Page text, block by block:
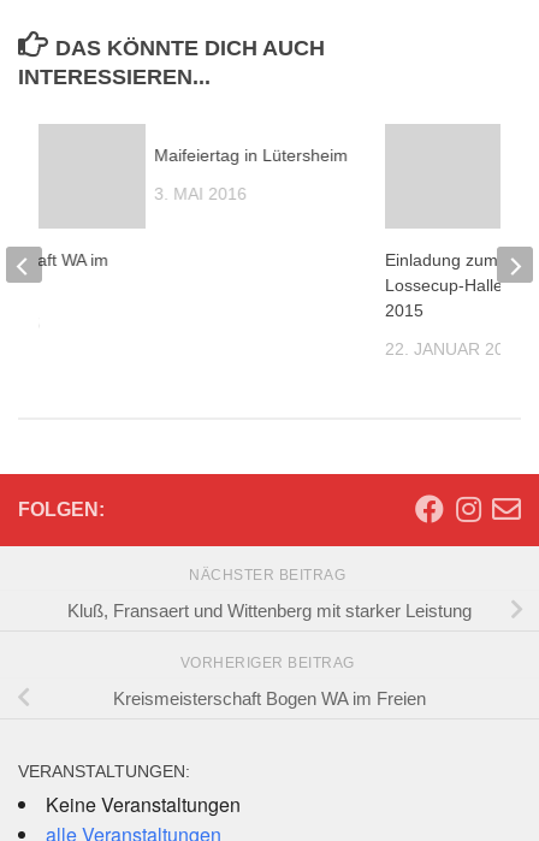
DAS KÖNNTE DICH AUCH
INTERESSIEREN...
Maifeiertag in Lütersheim
3. MAI 2016
Einladung zum 30
Lossecup-
2015
22. JANUAR 2015
WA im
FOLGEN:
NÄCHSTER BEITRAG
Kluß, Fransaert und Wittenberg mit starker Leistung
VORHERIGER BEITRAG
Kreismeisterschaft Bogen WA im Freien
VERANSTALTUNGEN:
Keine Veranstaltungen
alle Veranstaltungen